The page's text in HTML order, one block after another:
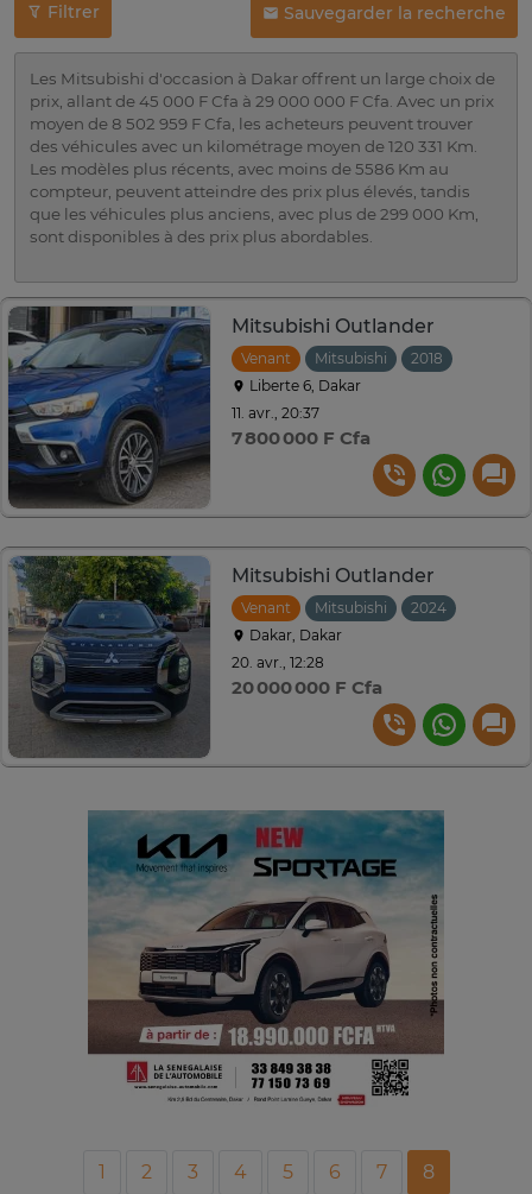
Filtrer Sauvegarder la recherche
Les Mitsubishi d'occasion à Dakar offrent un large choix de
prix, allant de 45 000 F Cfa à 29 000 000 F Cfa. Avec un prix
moyen de 8 502 959 F Cfa, les acheteurs peuvent trouver
des véhicules avec un kilométrage moyen de 120 331 Km.
Les modèles plus récents, avec moins de 5586 Km au
compteur, peuvent atteindre des prix plus élevés, tandis
que les véhicules plus anciens, avec plus de 299 000 Km,
sont disponibles à des prix plus abordables.
Mitsubishi Outlander
Venant Mitsubishi 2018
Liberte 6, Dakar
11. avr., 20:37
7 800 000 F Cfa
Mitsubishi Outlander
Venant Mitsubishi 2024
Dakar, Dakar
20. avr., 12:28
20 000 000 F Cfa
1 2 3 4 5 6 7 8